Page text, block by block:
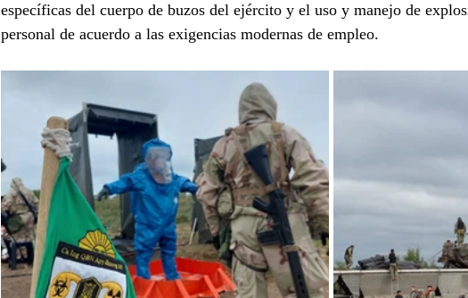
específicas del cuerpo de buzos del ejército y el uso y manejo de
personal de acuerdo a las exigencias modernas de empleo.